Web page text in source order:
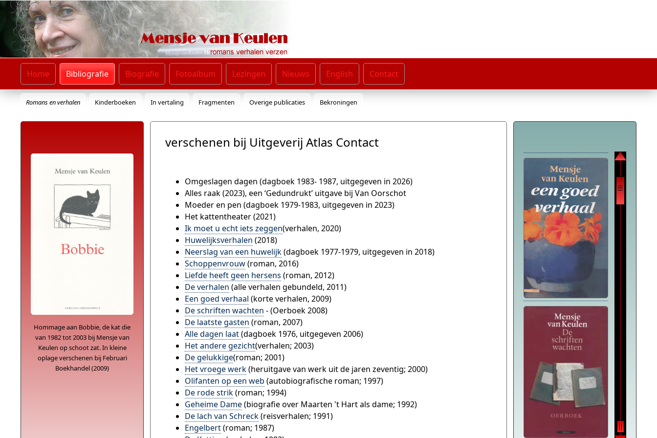
Home Bibliografie
Romans en verhalen Kinderboeken In vertaling Fragmenten Overige publicaties Bekroningen
Biografie Fotoalbum Lezingen Nieuws English Contact
verschenen bij Uitgeverij Atlas Contact
Omgeslagen dagen (dagboek 1983- 1987, uitgegeven in 2026)
Alles raak (2023), een ‘Gedundrukt’ uitgave bij Van Oorschot
Moeder en pen (dagboek 1979-1983, uitgegeven in 2023)
Het kattentheater (2021)
Ik moet u echt iets zeggen(verhalen, 2020)
Huwelijksverhalen (2018)
Neerslag van een huwelijk(dagboek 1977-1979, uitgegeven in 2018)
Schoppenvrouw(roman, 2016)
Liefde heeft geen hersens (roman, 2012)
De verhalen (alle verhalen gebundeld, 2011)
Een goed verhaal (korte verhalen, 2009)
De schriften wachten - (Oerboek 2008)
De laatste gasten (roman, 2007)
Alle dagen laat(dagboek 1976, uitgegeven 2006)
Het andere gezicht(verhalen; 2003)
De gelukkige(roman; 2001)
Het vroege werk(heruitgave van werk uit de jaren zeventig; 2000)
Olifanten op een web (autobiografische roman; 1997)
De rode strik(roman; 1994)
Geheime Dame(biografie over Maarten 't Hart als dame; 1992)
De lach van Schreck(reisverhalen; 1991)
Engelbert(roman; 1987)
Hommage aan Bobbie, de kat die
van 1982 tot 2003 bij Mensje van
Keulen op schoot zat. In kleine
oplage verschenen bij Februari
Boekhandel (2009)